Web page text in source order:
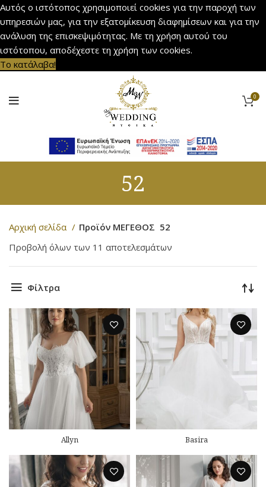
Αυτός ο ιστότοπος χρησιμοποιεί cookies για την παροχή των
υπηρεσιών μας, για την εξατομίκευση διαφημίσεων και για την
ανάλυση της επισκεψιμότητας. Με τη χρήση αυτού του
ιστότοπου, αποδέχεστε τη χρήση των cookies.
Το κατάλαβα!
0
52
Αρχική σελίδα Προϊόν ΜΕΓΕΘΟΣ 52
Προβολή όλων των 11 αποτελεσμάτων
Φίλτρα
Allyn Basira